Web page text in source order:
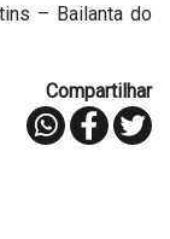
– Bailanta do
Compartilhar